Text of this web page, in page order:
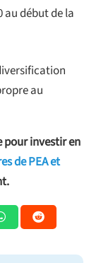
au début de la
au
pour investir en
de PEA et